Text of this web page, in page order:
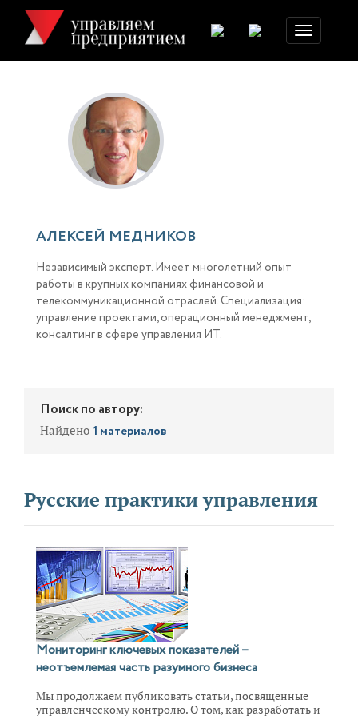
Toggle
navigation
АЛЕКСЕЙ МЕДНИКОВ
Независимый эксперт. Имеет многолетний опыт
работы в крупных компаниях финансовой и
телекоммуникационной отраслей. Специализация:
управление проектами, операционный менеджмент,
консалтинг в сфере управления ИТ.
Поиск по автору:
Найдено 1 материалов
Русские практики управления
Мониторинг ключевых показателей –
неотъемлемая часть разумного бизнеса
Мы продолжаем публиковать статьи, посвященные
управленческому контролю. О том, как разработать и